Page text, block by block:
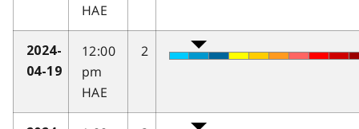
HAE
2024-
04-19
12:00
pm
HAE
2